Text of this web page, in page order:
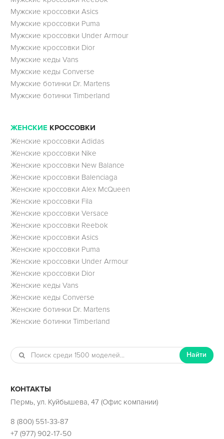
Мужские кроссовки Asics
Мужские кроссовки Puma
Мужские кроссовки Under Armour
Мужские кроссовки Dior
Мужские кеды Vans
Мужские кеды Converse
Мужские ботинки Dr. Martens
Мужские ботинки Timberland
ЖЕНСКИЕ КРОССОВКИ
Женские кроссовки Adidas
Женские кроссовки Nike
Женские кроссовки New Balance
Женские кроссовки Balenciaga
Женские кроссовки Alex McQueen
Женские кроссовки Fila
Женские кроссовки Versace
Женские кроссовки Reebok
Женские кроссовки Asics
Женские кроссовки Puma
Женские кроссовки Under Armour
Женские кроссовки Dior
Женские кеды Vans
Женские кеды Converse
Женские ботинки Dr. Martens
Женские ботинки Timberland
Найти
КОНТАКТЫ
Пермь, ул. Куйбышева, 47 (Офис компании)
8 (800) 551-33-87
+7 (977) 902-17-50